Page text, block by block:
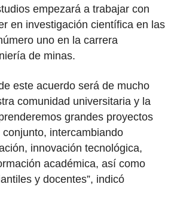
empezará a trabajar con
en investigación científica en las
uno en la carrera
de minas.
este acuerdo será de mucho
comunidad universitaria y la
grandes proyectos
intercambiando
innovación tecnológica,
académica, así como
y docentes”, indicó